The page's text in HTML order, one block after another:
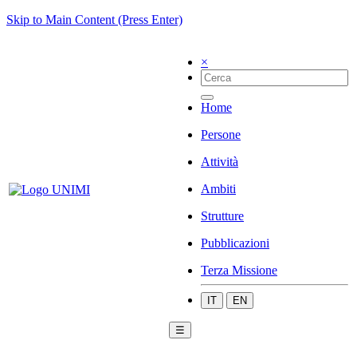
Skip to Main Content (Press Enter)
×
Home
Persone
Attività
Ambiti
Strutture
Pubblicazioni
Terza Missione
IT EN
☰